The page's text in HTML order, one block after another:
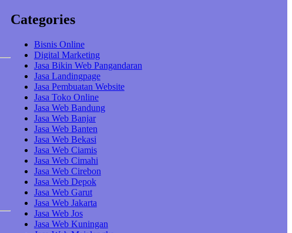
Categories
Bisnis Online
Digital Marketing
Jasa Bikin Web Pangandaran
Jasa Landingpage
Jasa Pembuatan Website
Jasa Toko Online
Jasa Web Bandung
Jasa Web Banjar
Jasa Web Banten
Jasa Web Bekasi
Jasa Web Ciamis
Jasa Web Cimahi
Jasa Web Cirebon
Jasa Web Depok
Jasa Web Garut
Jasa Web Jakarta
Jasa Web Jos
Jasa Web Kuningan